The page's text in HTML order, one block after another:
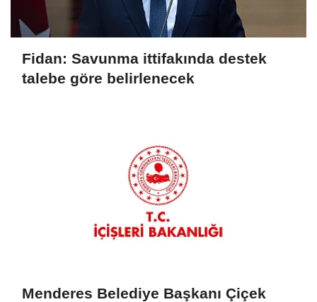
Fidan: Savunma ittifakında destek
talebe göre belirlenecek
Menderes Belediye Başkanı Çiçek